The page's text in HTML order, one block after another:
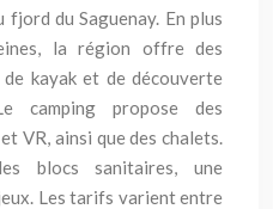
fjord du Saguenay. En plus
la région offre des
kayak et de découverte
camping propose des
VR, ainsi que des chalets.
blocs sanitaires, une
Les tarifs varient entre